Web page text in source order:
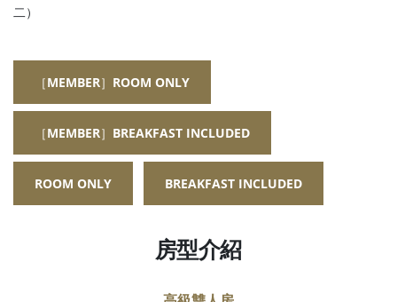
二）
［MEMBER］ROOM ONLY
［MEMBER］BREAKFAST INCLUDED
ROOM ONLY BREAKFAST INCLUDED
房型介紹